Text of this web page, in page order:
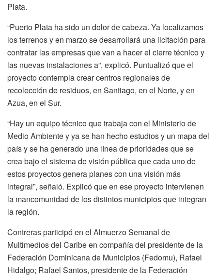
Plata.
“Puerto Plata ha sido un dolor de cabeza. Ya localizamos
los terrenos y en marzo se desarrollará una licitación para
contratar las empresas que van a hacer el cierre técnico y
las nuevas instalaciones a”, explicó. Puntualizó que el
proyecto contempla crear centros regionales de
recolección de residuos, en Santiago, en el Norte, y en
Azua, en el Sur.
“Hay un equipo técnico que trabaja con el Ministerio de
Medio Ambiente y ya se han hecho estudios y un mapa del
país y se ha generado una línea de prioridades que se
crea bajo el sistema de visión pública que cada uno de
estos proyectos genera planes con una visión más
integral”, señaló. Explicó que en ese proyecto intervienen
la mancomunidad de los distintos municipios que integran
la región.
Contreras participó en el Almuerzo Semanal de
Multimedios del Caribe en compañía del presidente de la
Federación Dominicana de Municipios (Fedomu), Rafael
Hidalgo; Rafael Santos, presidente de la Federación